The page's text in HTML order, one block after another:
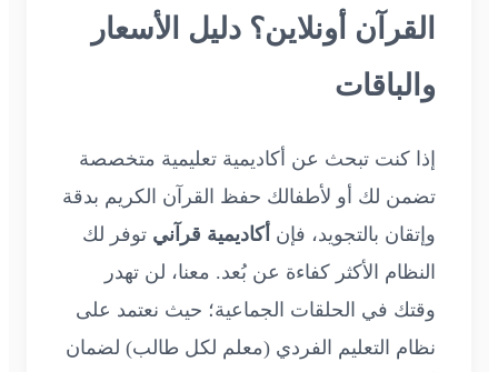
القرآن أونلاين؟ دليل الأسعار
والباقات
إذا كنت تبحث عن أكاديمية تعليمية متخصصة
تضمن لك أو لأطفالك حفظ القرآن الكريم بدقة
وإتقان بالتجويد، فإن أكاديمية قرآني توفر لك
النظام الأكثر كفاءة عن بُعد. معنا، لن تهدر
وقتك في الحلقات الجماعية؛ حيث نعتمد على
نظام التعليم الفردي (معلم لكل طالب) لضمان